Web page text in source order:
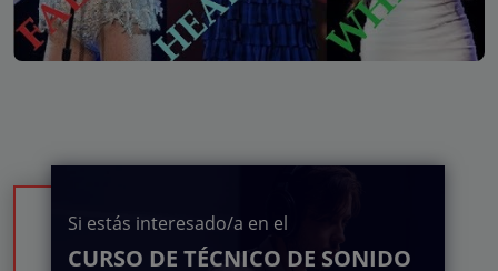
Si estás interesado/a en el
CURSO DE TÉCNICO DE SONIDO